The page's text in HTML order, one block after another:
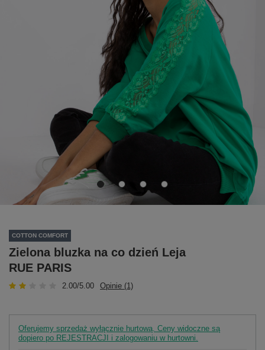
COTTON COMFORT
Zielona bluzka na co dzień Leja
RUE PARIS
2.00/5.00 Opinie (1)
Oferujemy sprzedaż wyłącznie hurtową. Ceny widoczne są
dopiero po REJESTRACJI i zalogowaniu w hurtowni.